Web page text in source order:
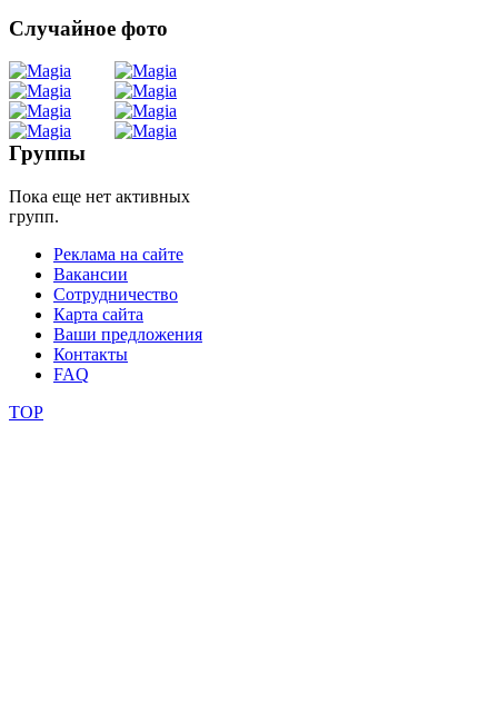
Случайное фото
Группы
Пока еще нет активных
групп.
Реклама на сайте
Вакансии
Сотрудничество
Карта сайта
Ваши предложения
Контакты
FAQ
TOP